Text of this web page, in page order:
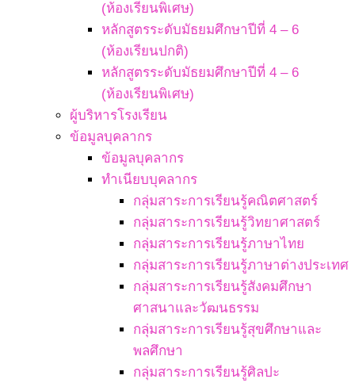
(ห้องเรียนพิเศษ)
หลักสูตรระดับมัธยมศึกษาปีที่ 4 – 6
(ห้องเรียนปกติ)
หลักสูตรระดับมัธยมศึกษาปีที่ 4 – 6
(ห้องเรียนพิเศษ)
ผู้บริหารโรงเรียน
ข้อมูลบุคลากร
ข้อมูลบุคลากร
ทำเนียบบุคลากร
กลุ่มสาระการเรียนรู้คณิตศาสตร์
กลุ่มสาระการเรียนรู้วิทยาศาสตร์
กลุ่มสาระการเรียนรู้ภาษาไทย
กลุ่มสาระการเรียนรู้ภาษาต่างประเทศ
กลุ่มสาระการเรียนรู้สังคมศึกษา
ศาสนาและวัฒนธรรม
กลุ่มสาระการเรียนรู้สุขศึกษาและ
พลศึกษา
กลุ่มสาระการเรียนรู้ศิลปะ